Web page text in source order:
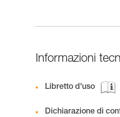
Informazioni
Libretto d'uso
Dichiarazione di